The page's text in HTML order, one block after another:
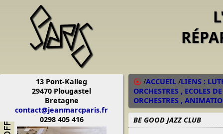
13 Pont-Kalleg
29470 Plougastel
Bretagne
contact@jeanmarcparis.fr
0298 405 416
/ACCUEIL /LIENS :
ORCHESTRES , ECOLES
ORCHESTRES ,
BE GOOD JAZZ CLUB